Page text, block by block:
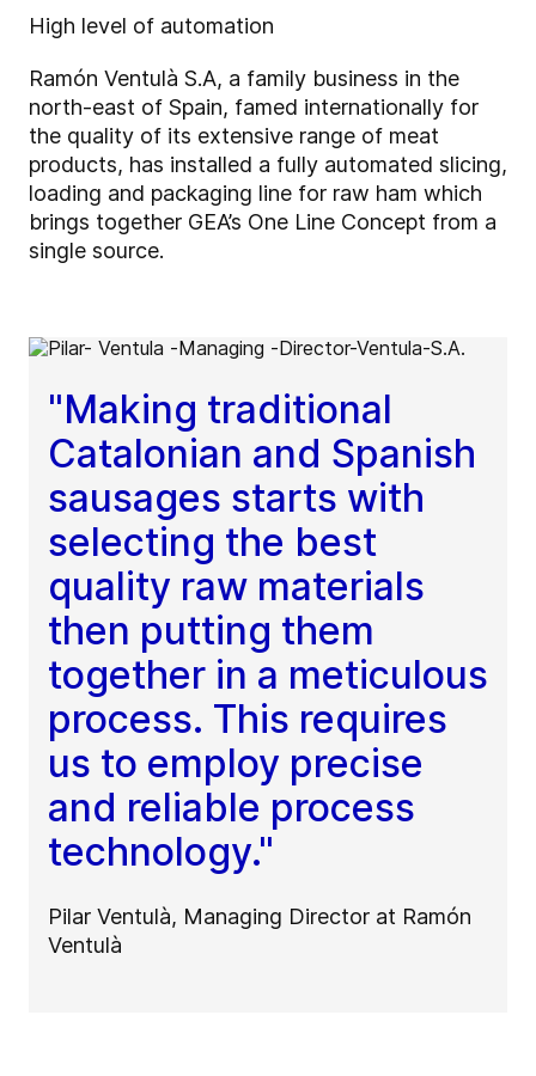
High level of automation
Ramón Ventulà S.A, a family business in the
north-east of Spain, famed internationally for
the quality of its extensive range of meat
products, has installed a fully automated slicing,
loading and packaging line for raw ham which
brings together GEA’s One Line Concept from a
single source.
"Making traditional
Catalonian and Spanish
sausages starts with
selecting the best
quality raw materials
then putting them
together in a meticulous
process. This requires
us to employ precise
and reliable process
technology."
Pilar Ventulà, Managing Director at Ramón
Ventulà